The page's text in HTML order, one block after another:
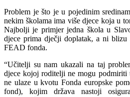
Problem je što je u pojedinim
nekim školama ima više djece koja u
Najbolji je primjer jedna škola u
djece prima dječji doplatak, a ni
FEAD fonda.
“Učitelji su nam ukazali na taj
djece kojoj roditelji ne mogu podmiriti
ne ulaze u kvotu Fonda europske
fond), kojim država nastoji